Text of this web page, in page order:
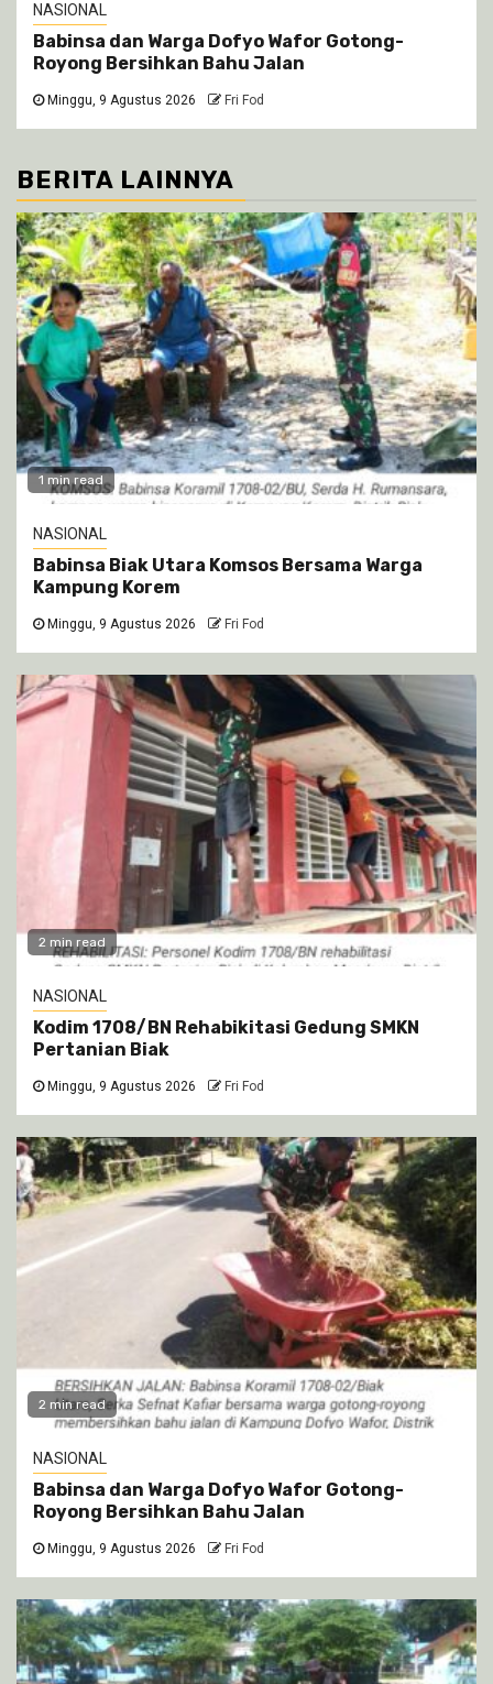
NASIONAL
Babinsa dan Warga Dofyo Wafor Gotong-
Royong Bersihkan Bahu Jalan
Minggu, 9 Agustus 2026 Fri Fod
BERITA LAINNYA
1 min read
NASIONAL
Babinsa Biak Utara Komsos Bersama Warga
Kampung Korem
Minggu, 9 Agustus 2026 Fri Fod
2 min read
NASIONAL
Kodim 1708/BN Rehabikitasi Gedung SMKN
Pertanian Biak
Minggu, 9 Agustus 2026 Fri Fod
2 min read
NASIONAL
Babinsa dan Warga Dofyo Wafor Gotong-
Royong Bersihkan Bahu Jalan
Minggu, 9 Agustus 2026 Fri Fod